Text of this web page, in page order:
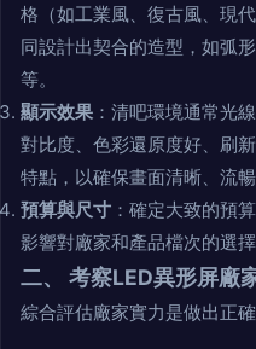
格（如工業風、復古風、現
同設計出契合的造型，如弧
等。
顯示效果 ：清吧環境通常光
對比度、色彩還原度好、刷
特點，以確保畫面清晰、流暢
預算與尺寸 ：確定大致的預
影響對廠家和產品檔次的選擇
二、 考察LED異形屏廠
綜合評估廠家實力是做出正